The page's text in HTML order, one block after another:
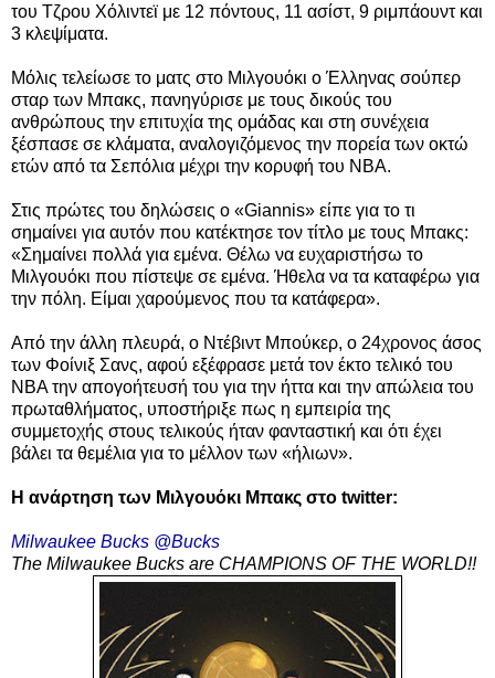
του Τζρου Χόλιντεϊ με 12 πόντους, 11 ασίστ, 9 ριμπάουντ και
3 κλεψίματα.
Μόλις τελείωσε το ματς στο Μιλγουόκι ο Έλληνας σούπερ
σταρ των Μπακς, πανηγύρισε με τους δικούς του
ανθρώπους την επιτυχία της ομάδας και στη συνέχεια
ξέσπασε σε κλάματα, αναλογιζόμενος την πορεία των οκτώ
ετών από τα Σεπόλια μέχρι την κορυφή του NBA.
Στις πρώτες του δηλώσεις ο «Giannis» είπε για το τι
σημαίνει για αυτόν που κατέκτησε τον τίτλο με τους Μπακς:
«Σημαίνει πολλά για εμένα. Θέλω να ευχαριστήσω το
Μιλγουόκι που πίστεψε σε εμένα. Ήθελα να τα καταφέρω για
την πόλη. Είμαι χαρούμενος που τα κατάφερα».
Από την άλλη πλευρά, ο Ντέβιντ Μπούκερ, ο 24χρονος άσος
των Φοίνιξ Σανς, αφού εξέφρασε μετά τον έκτο τελικό του
ΝΒΑ την απογοήτευσή του για την ήττα και την απώλεια του
πρωταθλήματος, υποστήριξε πως η εμπειρία της
συμμετοχής στους τελικούς ήταν φανταστική και ότι έχει
βάλει τα θεμέλια για το μέλλον των «ήλιων».
Η ανάρτηση των Μιλγουόκι Μπακς στο twitter:
Milwaukee Bucks @Bucks
The Milwaukee Bucks are CHAMPIONS OF THE WORLD!!